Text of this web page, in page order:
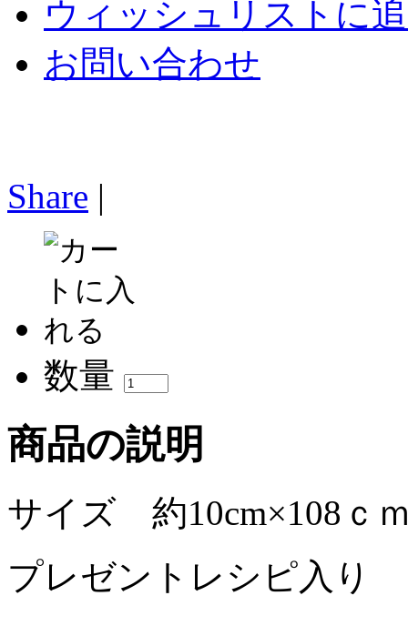
ウィッシュリストに
お問い合わせ
Share |
数量
商品の説明
サイズ 約10cm×108ｃ
プレゼントレシピ入り